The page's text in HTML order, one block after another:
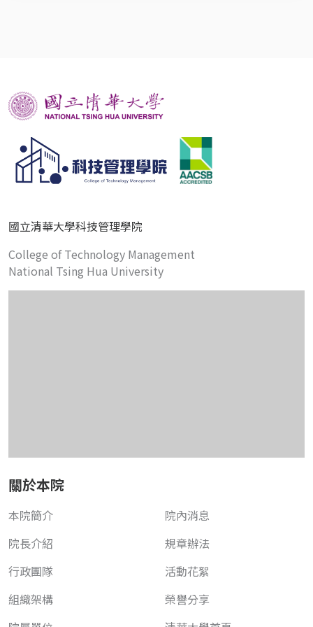
國立清華大學科技管理學院
College of Technology Management
National Tsing Hua University
關於本院
本院簡介
院長介紹
行政團隊
組織架構
院內消息
規章辦法
活動花絮
榮譽分享